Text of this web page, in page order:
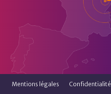
Mentions légales Confidentialité